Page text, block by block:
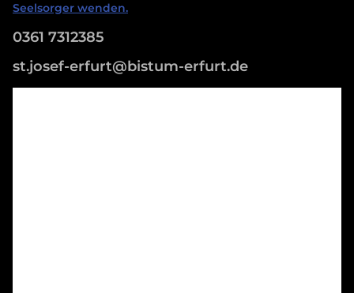
Seelsorger wenden.
0361 7312385
st.josef-erfurt@bistum-erfurt.de